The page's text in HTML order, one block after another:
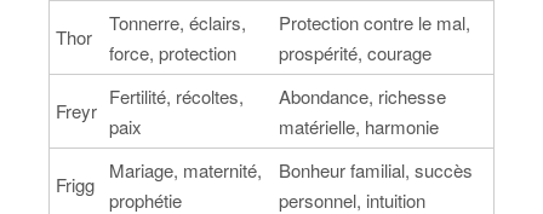
Thor
Tonnerre, éclairs,
force, protection
Protection contre le mal,
prospérité, courage
Freyr
Fertilité, récoltes,
paix
Abondance, richesse
matérielle, harmonie
Frigg
Mariage, maternité,
prophétie
Bonheur familial, succès
personnel, intuition